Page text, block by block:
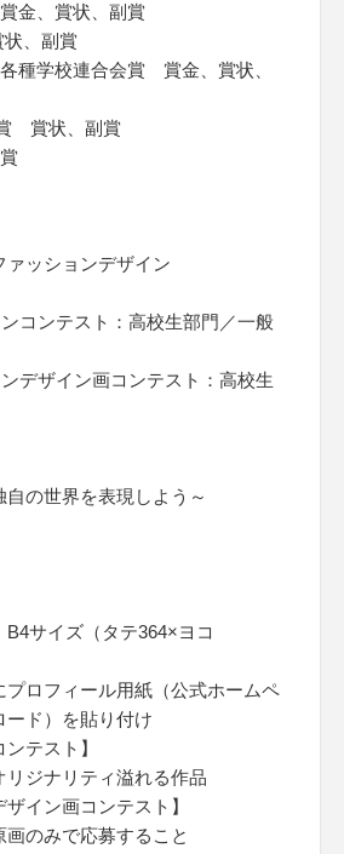
金、賞状、副賞
、副賞
種学校連合会賞 賞金、賞状、
賞状、副賞
ァッションデザイン
ンコンテスト：高校生部門／一般
ンデザイン画コンテスト：高校生
自の世界を表現しよう～
サイズ（タテ364×ヨコ
ロフィール用紙（公式ホームペ
ード）を貼り付け
テスト】
ジナリティ溢れる作品
ザイン画コンテスト】
のみで応募すること